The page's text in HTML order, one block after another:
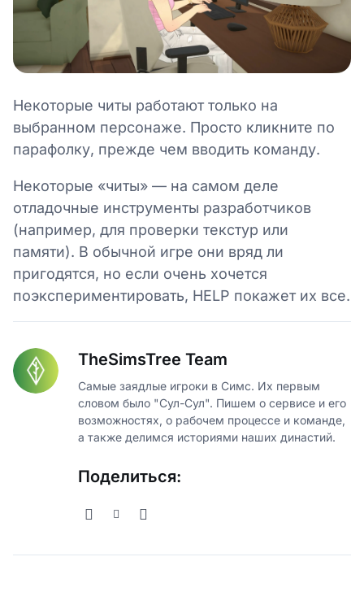
Некоторые читы работают только на
выбранном персонаже. Просто кликните по
парафолку, прежде чем вводить команду.
Некоторые «читы» — на самом деле
отладочные инструменты разработчиков
(например, для проверки текстур или
памяти). В обычной игре они вряд ли
пригодятся, но если очень хочется
поэкспериментировать, HELP покажет их все.
TheSimsTree Team
Самые заядлые игроки в Симс. Их первым
словом было "Сул-Сул". Пишем о сервисе и его
возможностях, о рабочем процессе и команде,
а также делимся историями наших династий.
Поделиться: